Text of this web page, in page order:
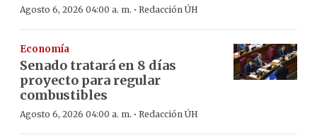
Agosto 6, 2026 04:00 a. m. · Redacción ÚH
Economía
Senado tratará en 8 días
proyecto para regular
combustibles
Agosto 6, 2026 04:00 a. m. · Redacción ÚH